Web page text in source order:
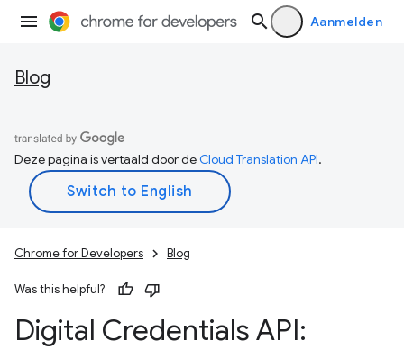
Aanmelden
Blog
Deze pagina is vertaald door deCloud Translation API.
Chrome for Developers Blog
Was this helpful?
Digital Credentials API: